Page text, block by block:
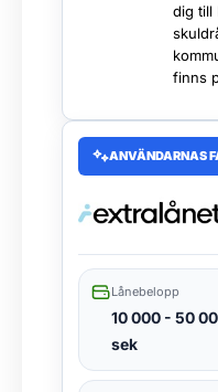
dig till
finns
ANVÄNDARNAS
Lånebelopp
10 000 - 50
sek